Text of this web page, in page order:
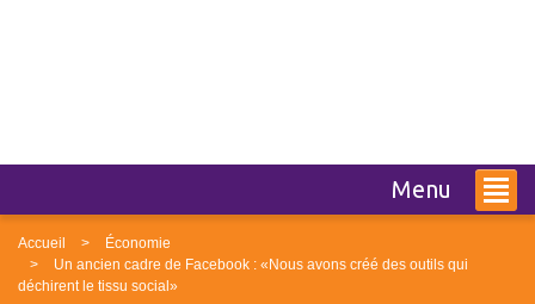
Menu
Accueil
Économie
Un ancien cadre de Facebook : «Nous avons créé des outils qui
déchirent le tissu social»